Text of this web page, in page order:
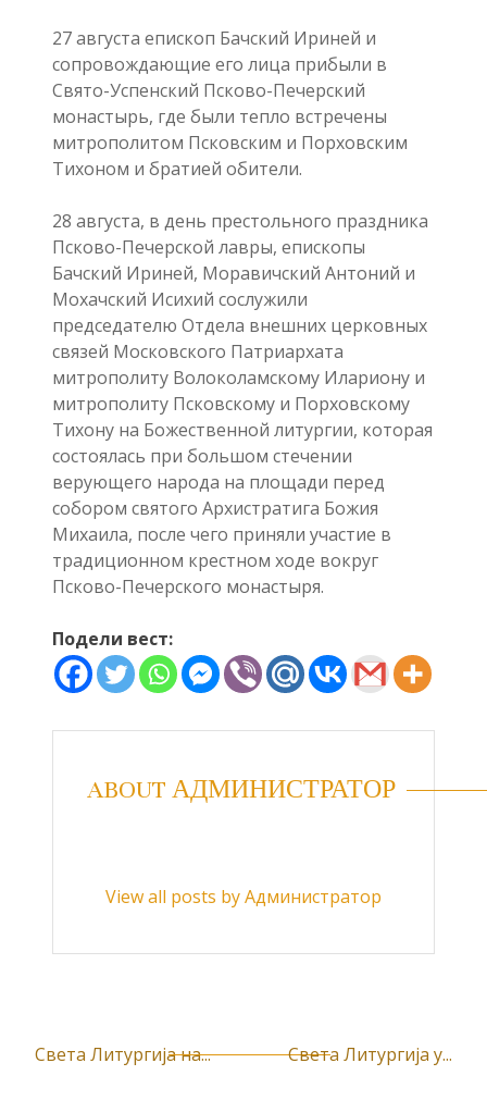
27 августа епископ Бачский Ириней и
сопровождающие его лица прибыли в
Свято-Успенский Псково-Печерский
монастырь, где были тепло встречены
митрополитом Псковским и Порховским
Тихоном и братией обители.
28 августа, в день престольного праздника
Псково-Печерской лавры, епископы
Бачский Ириней, Моравичский Антоний и
Мохачский Исихий сослужили
председателю Отдела внешних церковных
связей Московского Патриархата
митрополиту Волоколамскому Илариону и
митрополиту Псковскому и Порховскому
Тихону на Божественной литургии, которая
состоялась при большом стечении
верующего народа на площади перед
собором святого Архистратига Божия
Михаила, после чего приняли участие в
традиционном крестном ходе вокруг
Псково-Печерского монастыря.
Подели вест:
ABOUT АДМИНИСТРАТОР
View all posts by Администратор
К
Света Литургија на... Света Литургија у...